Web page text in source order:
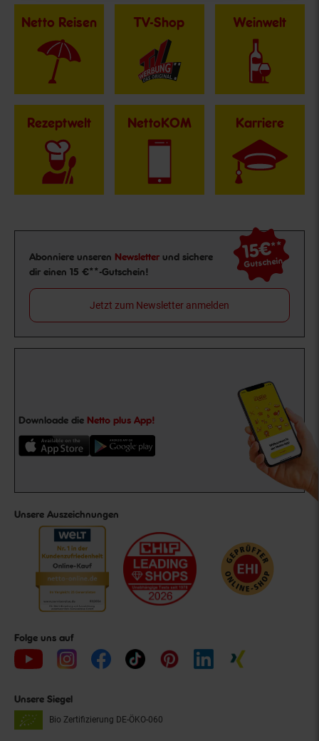
Netto Reisen TV-Shop Weinwelt
Rezeptwelt NettoKOM Karriere
Newsletter Anmeldung
Abonniere unseren Newsletter und sichere
dir einen 15 €**-Gutschein!
15€**
Gutschein
Jetzt zum Newsletter anmelden
Downloade die Netto plus App!
Unsere Auszeichnungen
Folge uns auf
Unsere Siegel
Bio Zertifizierung DE-ÖKO-060